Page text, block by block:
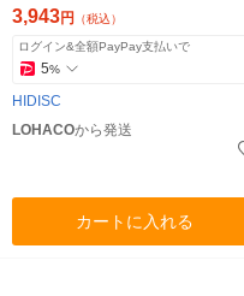
個
3,943円 （税込）
ログイン&全額PayPay支払いで
5%
HIDISC
LOHACOから発送
カートに入れる